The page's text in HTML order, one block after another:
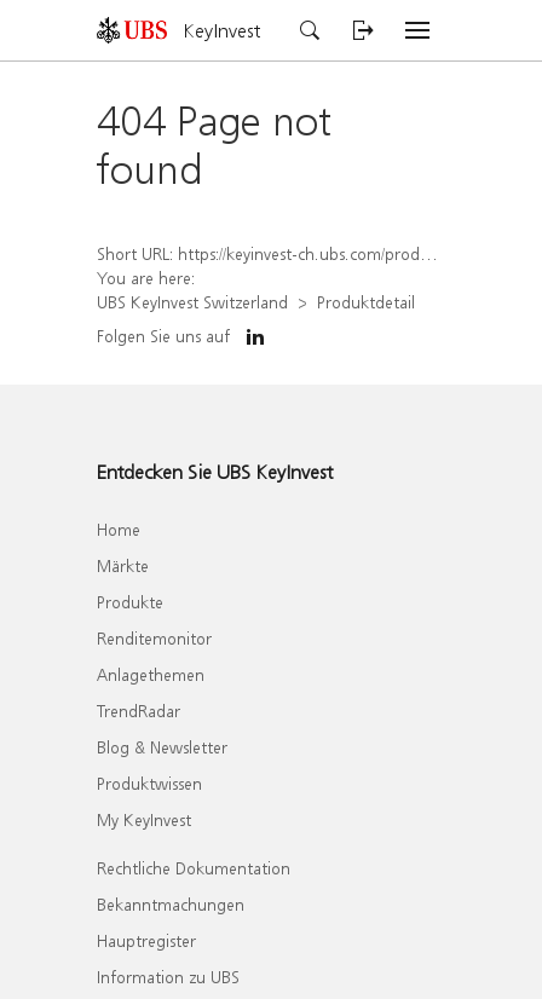
KeyInvest
404 Page not
found
Short URL: https://keyinvest-ch.ubs.com/produkt/detail/index/isin/CH1564667132
You are here:
UBS KeyInvest Switzerland
Produktdetail
Folgen Sie uns auf
Entdecken Sie UBS KeyInvest
Home
Märkte
Produkte
Renditemonitor
Anlagethemen
TrendRadar
Blog & Newsletter
Produktwissen
My KeyInvest
Rechtliche Dokumentation
Bekanntmachungen
Hauptregister
Information zu UBS